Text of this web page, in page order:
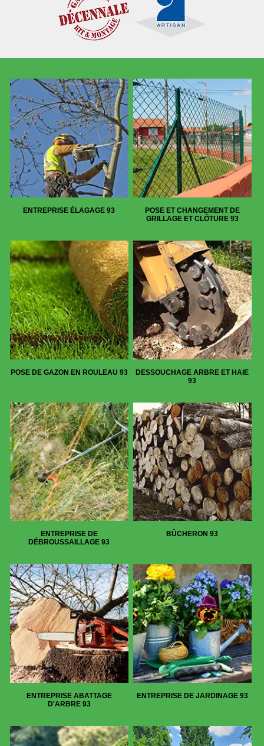
ENTREPRISE ÉLAGAGE 93
POSE ET CHANGEMENT DE
GRILLAGE ET CLÔTURE 93
POSE DE GAZON EN ROULEAU 93
DESSOUCHAGE ARBRE ET HAIE
93
ENTREPRISE DE
DÉBROUSSAILLAGE 93
BÛCHERON 93
ENTREPRISE ABATTAGE
D'ARBRE 93
ENTREPRISE DE JARDINAGE 93